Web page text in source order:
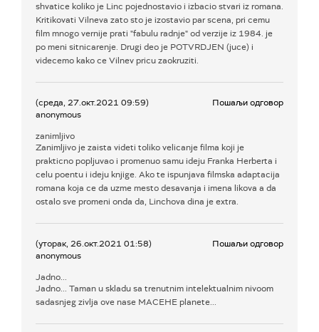
shvatice koliko je Linc pojednostavio i izbacio stvari iz romana.
Kritikovati Vilneva zato sto je izostavio par scena, pri cemu
film mnogo vernije prati "fabulu radnje" od verzije iz 1984. je
po meni sitnicarenje. Drugi deo je POTVRDJEN (juce) i
videcemo kako ce Vilnev pricu zaokruziti.
(среда, 27.окт.2021 09:59)
anonymous
Пошаљи одговор
zanimljivo
Zanimljivo je zaista videti toliko velicanje filma koji je
prakticno popljuvao i promenuo samu ideju Franka Herberta i
celu poentu i ideju knjige. Ako te ispunjava filmska adaptacija
romana koja ce da uzme mesto desavanja i imena likova a da
ostalo sve promeni onda da, Linchova dina je extra.
(уторак, 26.окт.2021 01:58)
anonymous
Пошаљи одговор
Jadno...
Jadno... Taman u skladu sa trenutnim intelektualnim nivoom
sadasnjeg zivlja ove nase MACEHE planete...